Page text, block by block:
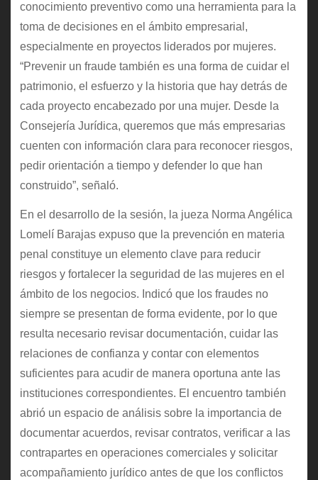
conocimiento preventivo como una herramienta para la
toma de decisiones en el ámbito empresarial,
especialmente en proyectos liderados por mujeres.
“Prevenir un fraude también es una forma de cuidar el
patrimonio, el esfuerzo y la historia que hay detrás de
cada proyecto encabezado por una mujer. Desde la
Consejería Jurídica, queremos que más empresarias
cuenten con información clara para reconocer riesgos,
pedir orientación a tiempo y defender lo que han
construido”, señaló.
En el desarrollo de la sesión, la jueza Norma Angélica
Lomelí Barajas expuso que la prevención en materia
penal constituye un elemento clave para reducir
riesgos y fortalecer la seguridad de las mujeres en el
ámbito de los negocios. Indicó que los fraudes no
siempre se presentan de forma evidente, por lo que
resulta necesario revisar documentación, cuidar las
relaciones de confianza y contar con elementos
suficientes para acudir de manera oportuna ante las
instituciones correspondientes. El encuentro también
abrió un espacio de análisis sobre la importancia de
documentar acuerdos, revisar contratos, verificar a las
contrapartes en operaciones comerciales y solicitar
acompañamiento jurídico antes de que los conflictos